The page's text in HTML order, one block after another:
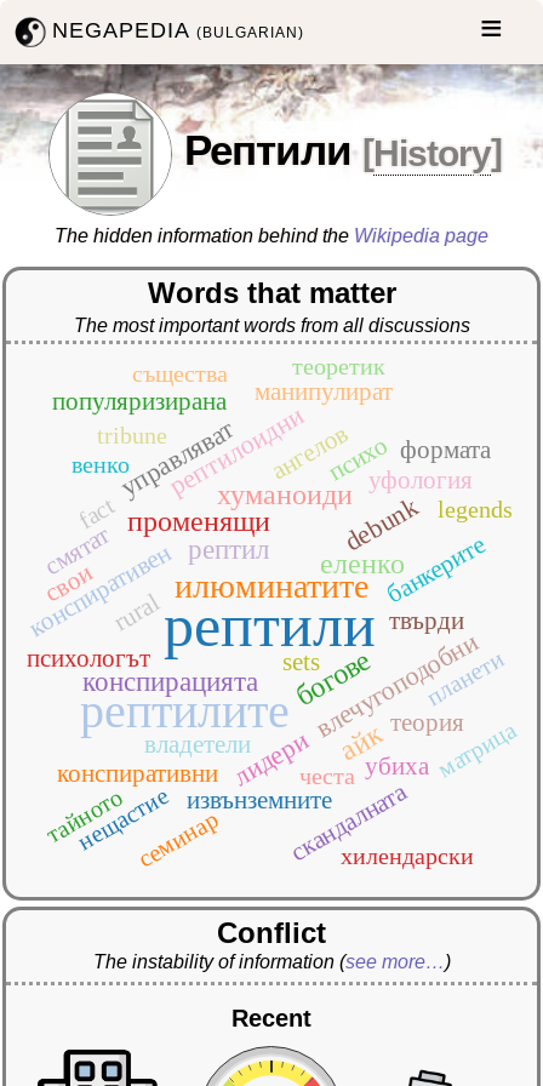
NEGAPEDIA(BULGARIAN)
Рептили [History]
The hidden information behind the Wikipedia page
Words that matter
The most important words from all discussions
рептили
рептилите
илюминатите
айк
богове
еленко
променящи
хуманоиди
конспирацията
рептил debunk
влечугоподобни
лидери
рептилоидни
управляват
rural
sets
ангелов
банкерите
владетели
извънземните
конспиративен
конспиративни
манипулират
популяризирана
психо
психологът
свои
скандалната
смятат
твърди
теория
убиха
уфология
формата
fact legends
tribune
венко
матрица
нещастие
планети
семинар
същества
тайното
теоретик
хилендарски
честа
Conflict
The instability of information (see more…)
Recent